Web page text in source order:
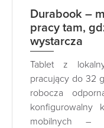
Durabook –
pracy tam,
wystarcza
Tablet z
pracujący do 32
robocza
mobilnych –